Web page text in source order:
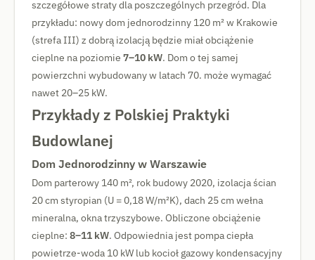
szczegółowe straty dla poszczególnych przegród. Dla
przykładu: nowy dom jednorodzinny 120 m² w Krakowie
(strefa III) z dobrą izolacją będzie miał obciążenie
cieplne na poziomie 7–10 kW. Dom o tej samej
powierzchni wybudowany w latach 70. może wymagać
nawet 20–25 kW.
Przykłady z Polskiej Praktyki
Budowlanej
Dom Jednorodzinny w Warszawie
Dom parterowy 140 m², rok budowy 2020, izolacja ścian
20 cm styropian (U = 0,18 W/m²K), dach 25 cm wełna
mineralna, okna trzyszybowe. Obliczone obciążenie
cieplne: 8–11 kW. Odpowiednia jest pompa ciepła
powietrze-woda 10 kW lub kocioł gazowy kondensacyjny